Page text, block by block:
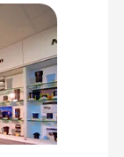
ainsi vos
terrain
à bout de
en
(cross-
corps pour